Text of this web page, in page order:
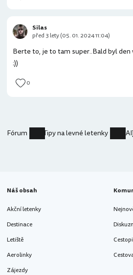
Berte to, je to tam super..Bald byl den
:))
0
Silas
před 3 lety (05. 01. 2024 11:04)
Fórum Tipy na levné letenky
Náš obsah
Akční letenky
Destinace
Letiště
Aerolinky
Zájezdy